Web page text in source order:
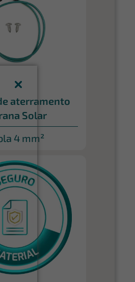
aterramento
Solar
4 mm²